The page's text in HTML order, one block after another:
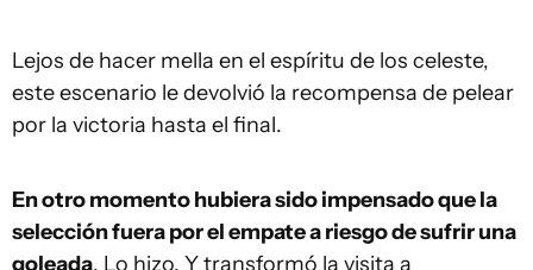
Lejos de hacer mella en el espíritu de los celeste,
este escenario le devolvió la recompensa de pelear
por la victoria hasta el final.
En otro momento hubiera sido impensado que la
selección fuera por el empate a riesgo de sufrir una
goleada. Lo hizo. Y transformó la visita a